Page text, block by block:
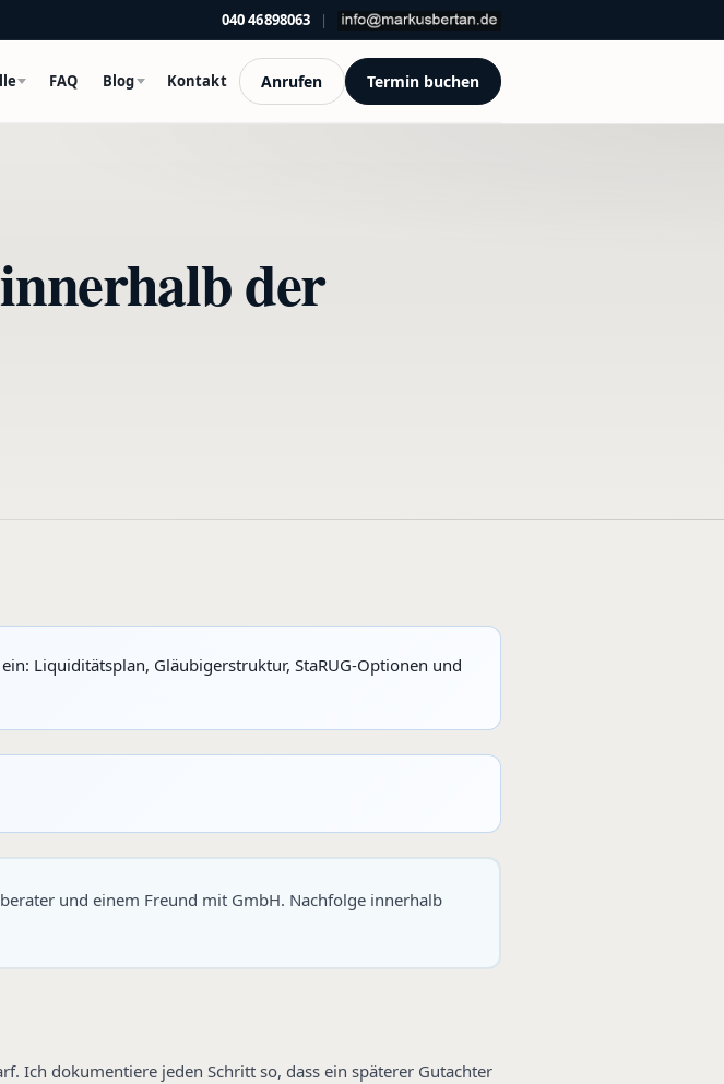
040 46898063 |
FAQ Blog Kontakt Anrufen Termin buchen
der
Liquiditätsplan, Gläubigerstruktur, StaRUG-Optionen und
und einem Freund mit GmbH. Nachfolge innerhalb
Ich dokumentiere jeden Schritt so, dass ein späterer Gutachter